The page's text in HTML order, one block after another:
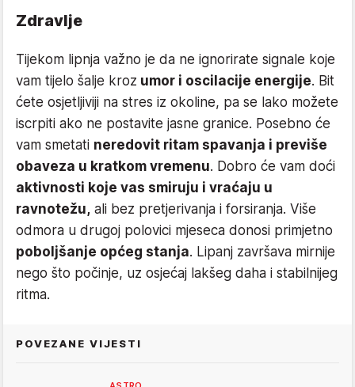
Zdravlje
Tijekom lipnja važno je da ne ignorirate signale koje
vam tijelo šalje kroz umor i oscilacije energije. Bit
ćete osjetljiviji na stres iz okoline, pa se lako možete
iscrpiti ako ne postavite jasne granice. Posebno će
vam smetati neredovit ritam spavanja i previše
obaveza u kratkom vremenu. Dobro će vam doći
aktivnosti koje vas smiruju i vraćaju u
ravnotežu, ali bez pretjerivanja i forsiranja. Više
odmora u drugoj polovici mjeseca donosi primjetno
poboljšanje općeg stanja. Lipanj završava mirnije
nego što počinje, uz osjećaj lakšeg daha i stabilnijeg
ritma.
POVEZANE VIJESTI